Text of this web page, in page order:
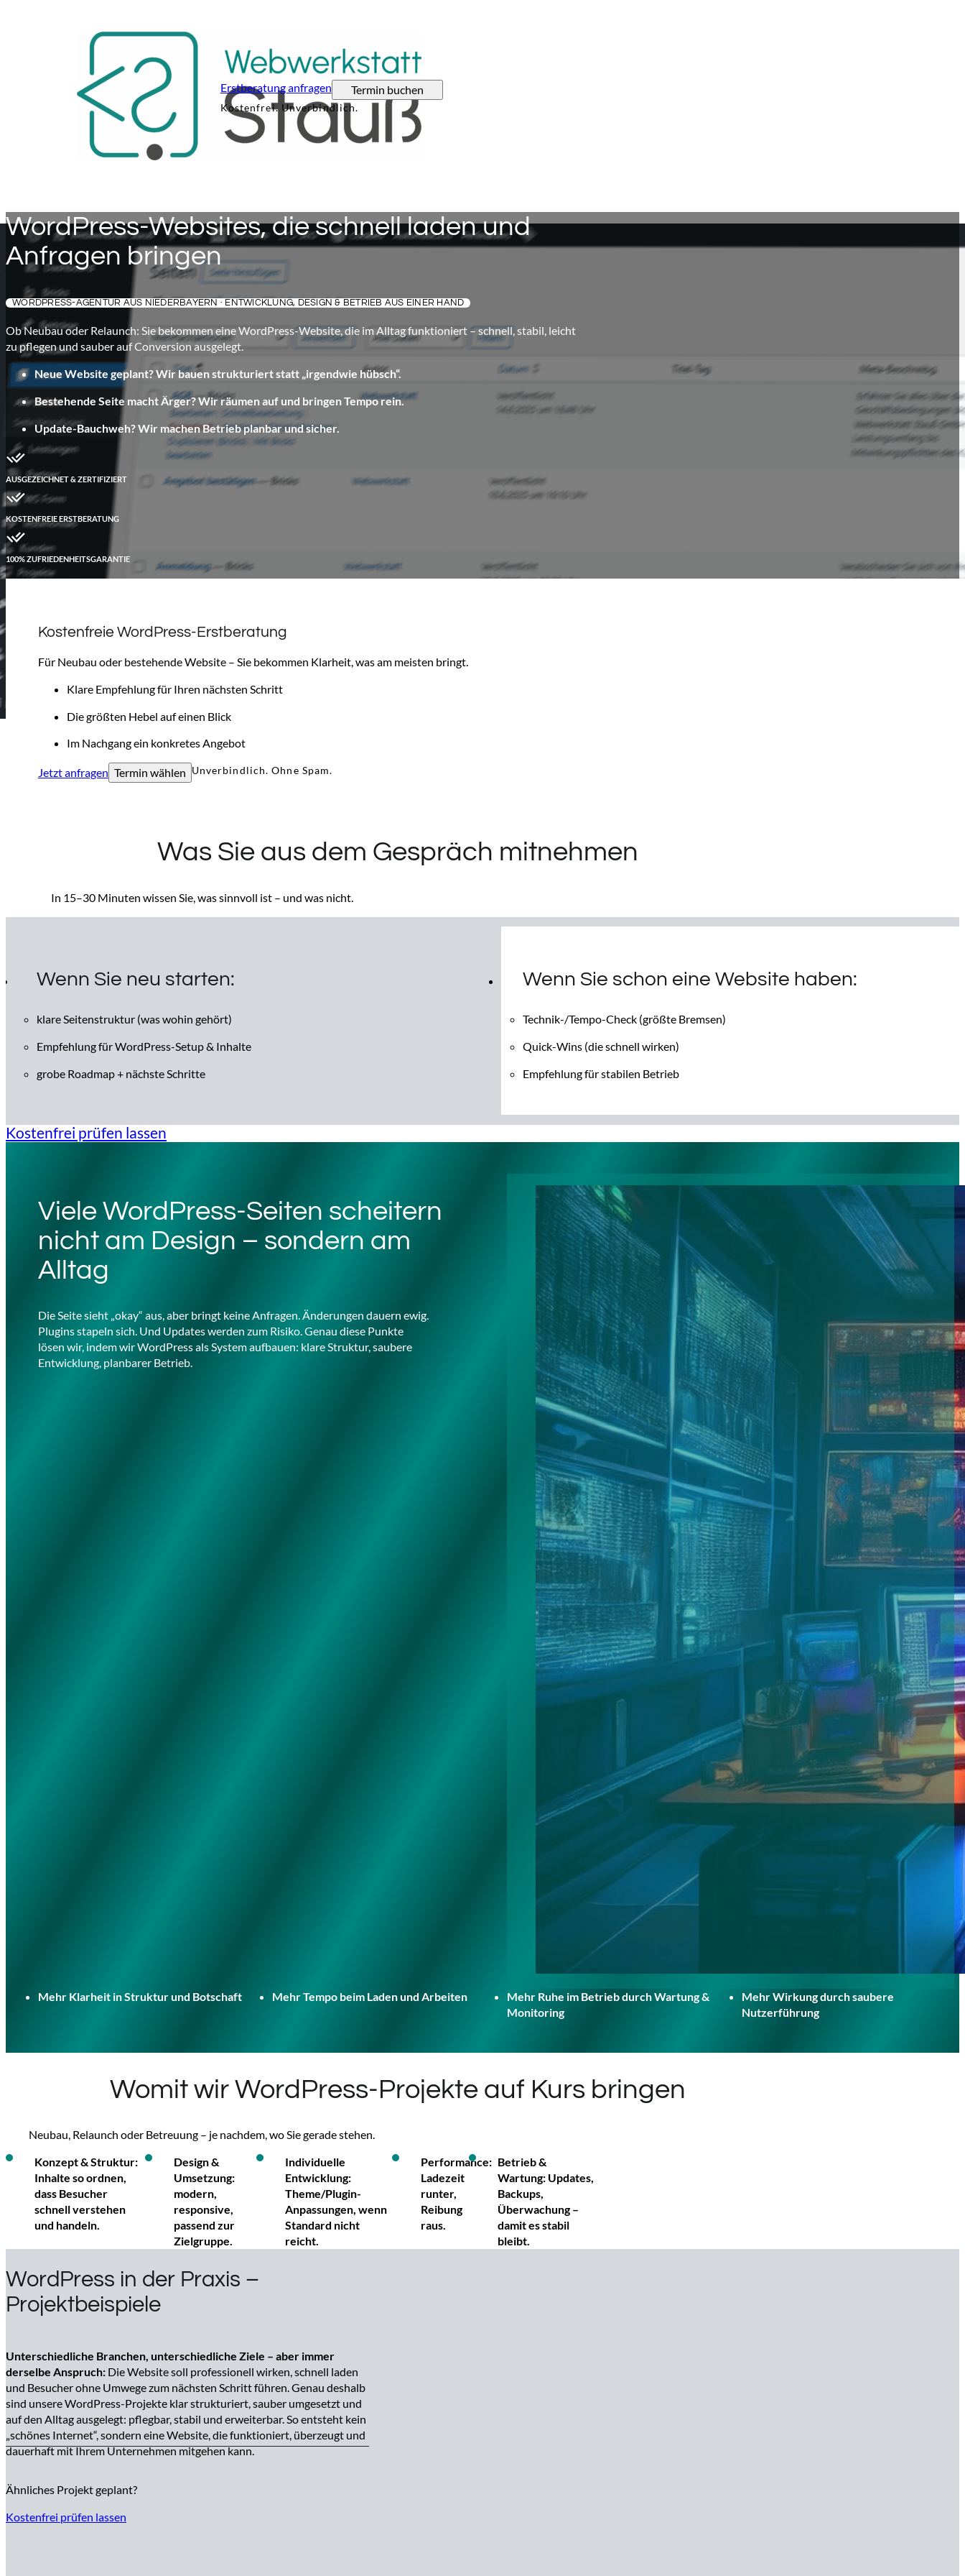
Erstberatung anfragen Termin buchen
Kostenfrei. Unverbindlich.
WordPress-Websites, die schnell laden und
Anfragen bringen
WORDPRESS-AGENTUR AUS NIEDERBAYERN · ENTWICKLUNG, DESIGN & BETRIEB AUS EINER HAND
Ob Neubau oder Relaunch: Sie bekommen eine WordPress-Website, die im Alltag funktioniert – schnell, stabil, leicht
zu pflegen und sauber auf Conversion ausgelegt.
Neue Website geplant? Wir bauen strukturiert statt „irgendwie hübsch“.
Bestehende Seite macht Ärger? Wir räumen auf und bringen Tempo rein.
Update-Bauchweh? Wir machen Betrieb planbar und sicher.
AUSGEZEICHNET & ZERTIFIZIERT
KOSTENFREIE ERSTBERATUNG
100% ZUFRIEDENHEITSGARANTIE
Kostenfreie WordPress-Erstberatung
Für Neubau oder bestehende Website – Sie bekommen Klarheit, was am meisten bringt.
Klare Empfehlung für Ihren nächsten Schritt
Die größten Hebel auf einen Blick
Im Nachgang ein konkretes Angebot
Jetzt anfragen Termin wählen Unverbindlich. Ohne Spam.
Was Sie aus dem Gespräch mitnehmen
In 15–30 Minuten wissen Sie, was sinnvoll ist – und was nicht.
Wenn Sie neu starten:
klare Seitenstruktur (was wohin gehört)
Empfehlung für WordPress-Setup & Inhalte
grobe Roadmap + nächste Schritte
Wenn Sie schon eine Website haben:
Technik-/Tempo-Check (größte Bremsen)
Quick-Wins (die schnell wirken)
Empfehlung für stabilen Betrieb
Kostenfrei prüfen lassen
Viele WordPress-Seiten scheitern
nicht am Design – sondern am
Alltag
Die Seite sieht „okay“ aus, aber bringt keine Anfragen. Änderungen dauern ewig.
Plugins stapeln sich. Und Updates werden zum Risiko. Genau diese Punkte
lösen wir, indem wir WordPress als System aufbauen: klare Struktur, saubere
Entwicklung, planbarer Betrieb.
Mehr Klarheit in Struktur und Botschaft Mehr Tempo beim Laden und Arbeiten
Mehr Ruhe im Betrieb durch Wartung &
Monitoring
Mehr Wirkung durch saubere
Nutzerführung
Womit wir WordPress-Projekte auf Kurs bringen
Neubau, Relaunch oder Betreuung – je nachdem, wo Sie gerade stehen.
Konzept & Struktur:
Inhalte so ordnen,
dass Besucher
schnell verstehen
und handeln.
Design &
Umsetzung:
modern,
responsive,
passend zur
Zielgruppe.
Individuelle
Entwicklung:
Theme/Plugin-
Anpassungen, wenn
Standard nicht
reicht.
Performance:
Ladezeit
runter,
Reibung
raus.
Betrieb &
Wartung: Updates,
Backups,
Überwachung –
damit es stabil
bleibt.
WordPress in der Praxis –
Projektbeispiele
Unterschiedliche Branchen, unterschiedliche Ziele – aber immer
derselbe Anspruch: Die Website soll professionell wirken, schnell laden
und Besucher ohne Umwege zum nächsten Schritt führen. Genau deshalb
sind unsere WordPress-Projekte klar strukturiert, sauber umgesetzt und
auf den Alltag ausgelegt: pflegbar, stabil und erweiterbar. So entsteht kein
„schönes Internet“, sondern eine Website, die funktioniert, überzeugt und
dauerhaft mit Ihrem Unternehmen mitgehen kann.
Ähnliches Projekt geplant?
Kostenfrei prüfen lassen